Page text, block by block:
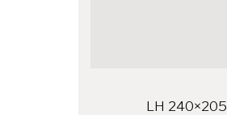
LH 240×205